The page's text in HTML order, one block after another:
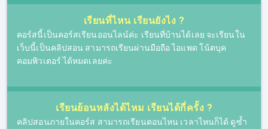
เรียนที่ไหน เรียนยังไง ?
คอร์สนี้เป็นคอร์สเรียนออนไลน์ค่ะ เรียนที่บ้านได้เลย จะเรียนใน
เว็บนี้เป็นคลิปสอน สามารถเรียนผ่านมือถือ ไอแพด โน้ตบุค
คอมพิวเตอร์ ได้หมดเลยค่ะ
เรียนย้อนหลังได้ไหม เรียนได้กี่ครั้ง ?
คลิปสอนภายในคอร์ส สามารถเรียนตอนไหน เวลาไหนก็ได้ ดูซ้ำ